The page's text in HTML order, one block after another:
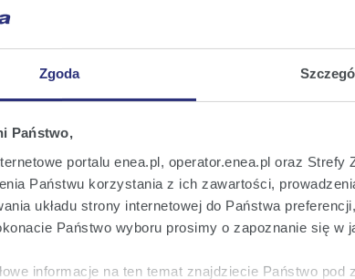
Zgoda
Państwo,
portalu enea.pl, operator.enea.pl oraz
Państwu korzystania z ich zawartości,
układu strony internetowej do Państwa
Państwo wyboru prosimy o zapoznanie się w
informacje na ten temat znajdziecie Państwo pod
Zwyczajnego Walnego
za 2024 r.
uchwał Akcjonariusza do
Zgromadzenia Enea S.A.
bieżący nr 20/2025
na wniosek